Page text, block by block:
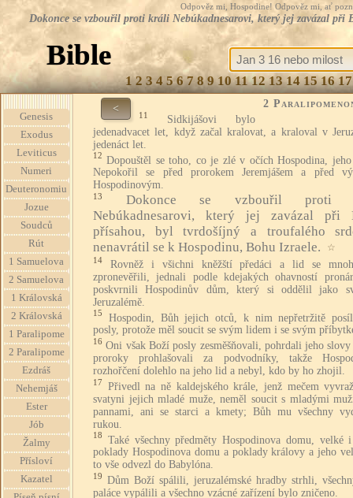
Odpověz mi, Hospodine! Odpověz mi, ať
Dokonce se vzbouřil proti králi Nebúkadnesarovi, který jej zavázal
Bible
1 2 3 4 5 6 7 8 9 10 11 12 13 14 15 16 17
Genesis
Exodus
Leviticus
Numeri
Deuteronomiu
Jozue
Soudců
Rút
1 Samuelova
2 Samuelova
1 Královská
2 Královská
1 Paralipome
2 Paralipome
Ezdráš
Nehemjáš
Ester
Jób
Žalmy
Přísloví
Kazatel
< 2
11
Sidkijášovi bylo
jedenadvacet let, když začal kralovat, a kraloval v
jedenáct let.
12 Dopouštěl se toho, co je zlé v očích Hospodina,
Nepokořil se před prorokem Jeremjášem a před
Hospodinovým.
13
Dokonce se vzbouřil proti
Nebúkadnesarovi, který jej zavázal při
přísahou, byl tvrdošíjný a troufalého
nenavrátil se k Hospodinu, Bohu Izraele.
☆
14
Rovněž i všichni kněžští předáci a lid se
zpronevěřili, jednali podle kdejakých ohavností
poskvrnili Hospodinův dům, který si oddělil jako
Jeruzalémě.
15
Hospodin, Bůh jejich otců, k nim nepřetržitě
posly, protože měl soucit se svým lidem i se svým
16 Oni však Boží posly zesměšňovali, pohrdali jeho slovy
proroky prohlašovali za podvodníky, takže
rozhořčení dolehlo na jeho lid a nebyl, kdo by ho zhojil.
17
Přivedl na ně kaldejského krále, jenž mečem
svatyni jejich mladé muže, neměl soucit s mladými
pannami, ani se starci a kmety; Bůh mu všechny
rukou.
18
Také všechny předměty Hospodinova domu, velké
poklady Hospodinova domu a poklady královy a jeho
to vše odvezl do Babylóna.
19 Dům Boží spálili, jeruzalémské hradby strhli,
paláce vypálili a všechno vzácné zařízení bylo zničeno.